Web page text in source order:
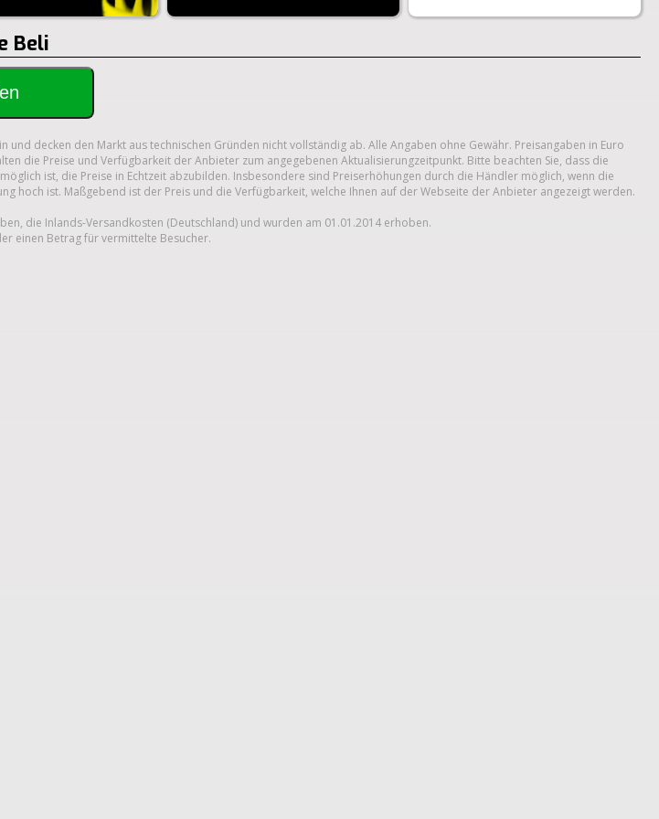
Beli
decken den Markt aus technischen Gründen nicht vollständig ab. Alle Angaben ohne Gewähr. Preisangaben in Euro
die Preise und Verfügbarkeit der Anbieter zum angegebenen Aktualisierungzeitpunkt. Bitte beachten Sie, dass die
ist, die Preise in Echtzeit abzubilden. Insbesondere sind Preiserhöhungen durch die Händler möglich, wenn die
hoch ist. Maßgebend ist der Preis und die Verfügbarkeit, welche Ihnen auf der Webseite der Anbieter angezeigt werden.
die Inlands-Versandkosten (Deutschland) und wurden am 01.01.2014 erhoben.
einen Betrag für vermittelte Besucher.